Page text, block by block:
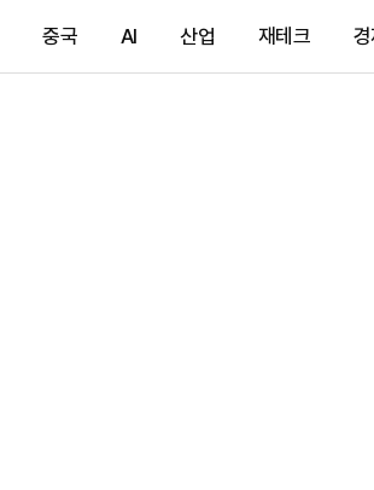
중국 AI 산업 재테크 경